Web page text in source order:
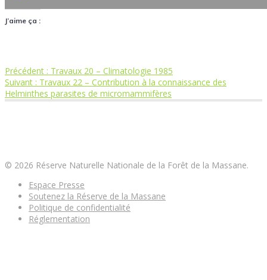
J’aime ça :
Navigation
Précédent : Article
précédent
:
Travaux 20 – Climatologie 1985
Suivant : Article
suivant
Travaux 22 – Contribution à la connaissance des
Helminthes parasites de micromammifères
© 2026 Réserve Naturelle Nationale de la Forêt de la Massane.
Espace Presse
Soutenez la Réserve de la Massane
Politique de confidentialité
Réglementation